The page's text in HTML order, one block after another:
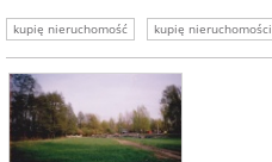
kupię nieruchomość kupię nieruchomości
kupię lokal komercyjny
kupimy lokale
kupię komercyjne